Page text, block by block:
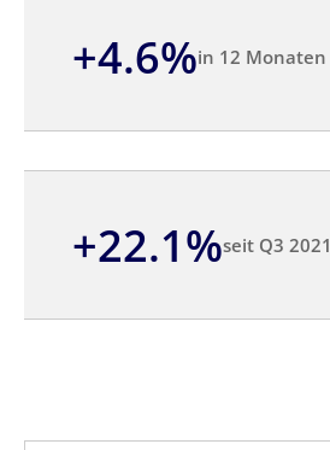
+4.6%in 12 Monaten
+22.1%seit Q3 2021